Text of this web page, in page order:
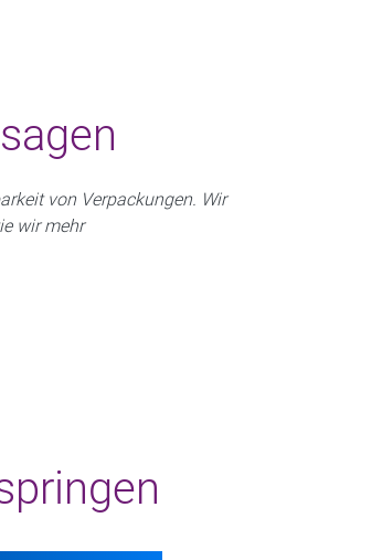
von Verpackungen. Wir
wir mehr